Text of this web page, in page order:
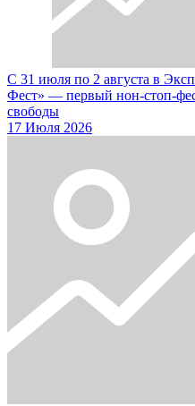
С 31 июля по 2 августа в
Фест» — первый нон-стоп-
свободы
17 Июля 2026